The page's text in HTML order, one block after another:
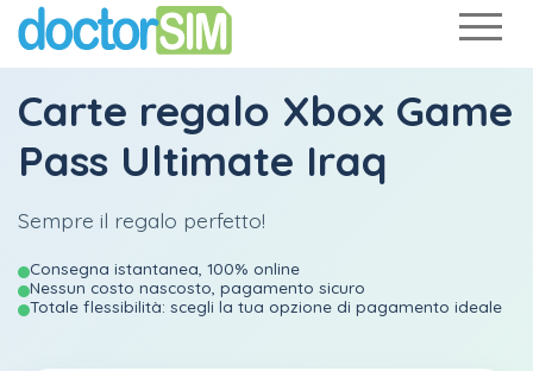
Carte regalo Xbox Game
Pass Ultimate Iraq
Sempre il regalo perfetto!
Consegna istantanea, 100% online
Nessun costo nascosto, pagamento sicuro
Totale flessibilità: scegli la tua opzione di pagamento ideale